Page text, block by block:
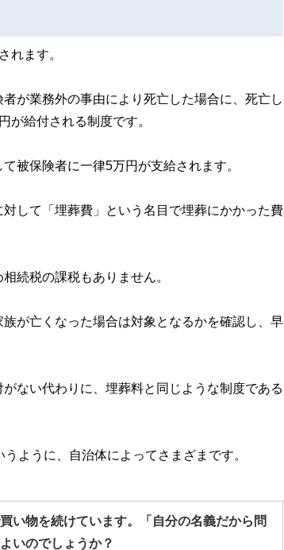
れます。
が業務外の事由により死亡した場合に、死亡し
が給付される制度です。
被保険者に一律5万円が支給されます。
して「埋葬費」という名目で埋葬にかかった費
続税の課税もありません。
が亡くなった場合は対象となるかを確認し、早
ない代わりに、埋葬料と同じような制度である
ように、自治体によってさまざまです。
い物を続けています。「自分の名義だから問
いのでしょうか？